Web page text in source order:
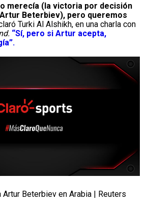
merecía (la victoria por decisión
Beterbiev), pero queremos
Turki Al Alshikh, en una charla con
“Sí, pero si Artur acepta,
Beterbiev en Arabia | Reuters